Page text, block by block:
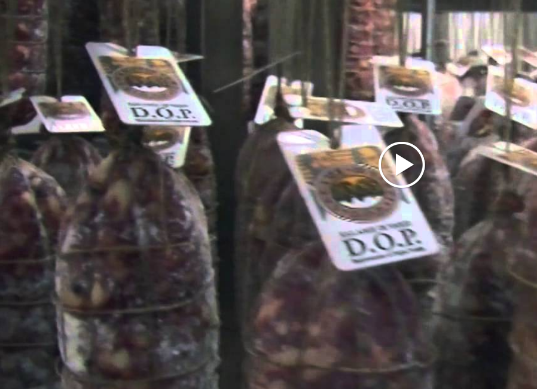
Salàam da cöta
un insaccato di suino che si ottiene dalla miscelazione
magre e grasse precedentemente macinate, con l’aggiunta di cotenne,
Torta di Montesegale che ha come ingrediente principale la